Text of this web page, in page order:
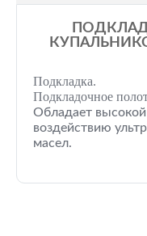
Подкладка.
Подкладочное
Обладает
воздействию
масел.